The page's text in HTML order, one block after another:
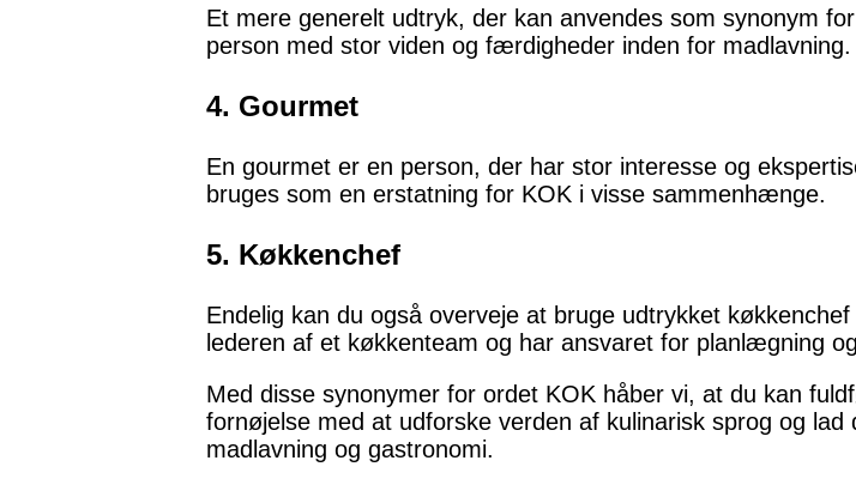
Et mere generelt udtryk, der kan anvendes som synonym
person med stor viden og færdigheder inden for madlavning.
4. Gourmet
En gourmet er en person, der har stor interesse og
bruges som en erstatning for KOK i visse sammenhænge.
5. Køkkenchef
Endelig kan du også overveje at bruge udtrykket
lederen af et køkkenteam og har ansvaret for planlægning
Med disse synonymer for ordet KOK håber vi, at du kan
fornøjelse med at udforske verden af kulinarisk sprog og
madlavning og gastronomi.